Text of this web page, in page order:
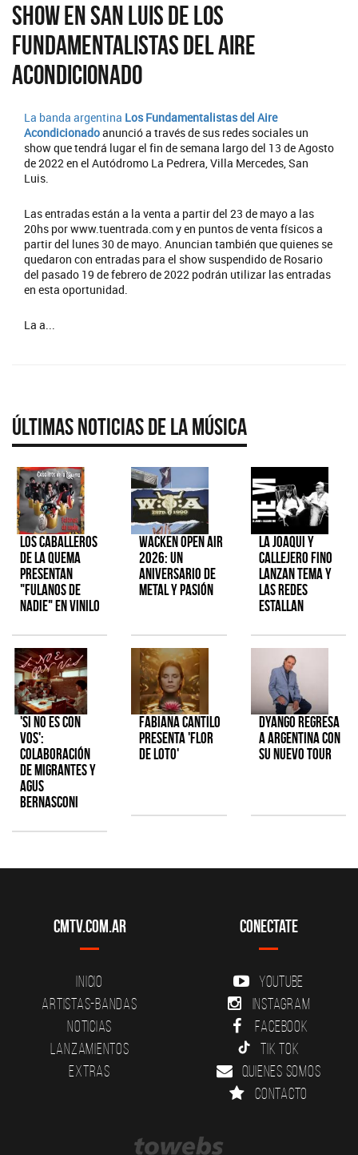
Show en San Luis de Los
Fundamentalistas del Aire
Acondicionado
La banda argentina Los Fundamentalistas del Aire
Acondicionadoanunció a través de sus redes sociales un
show que tendrá lugar el fin de semana largo del 13 de Agosto
de 2022 en el Autódromo La Pedrera, Villa Mercedes, San
Luis.
Las entradas están a la venta a partir del 23 de mayo a las
20hs por www.tuentrada.com y en puntos de venta físicos a
partir del lunes 30 de mayo. Anuncian también que quienes se
quedaron con entradas para el show suspendido de Rosario
del pasado 19 de febrero de 2022 podrán utilizar las entradas
en esta oportunidad.
La a...
Últimas Noticias de la Música
Los Caballeros
de la Quema
presentan
"Fulanos de
Nadie" en vinilo
Wacken Open Air
2026: Un
aniversario de
metal y pasión
La Joaqui y
Callejero Fino
lanzan tema y
las redes
estallan
'Si No Es Con
Vos':
colaboración
de Migrantes y
Agus
Bernasconi
Fabiana Cantilo
presenta 'Flor
de Loto'
Dyango regresa
a Argentina con
su nuevo tour
CMTV.com.ar
Inicio
Artistas-Bandas
Noticias
Lanzamientos
Extras
Conectate
YouTube
Instagram
Facebook
Tik Tok
Quienes somos
Contacto